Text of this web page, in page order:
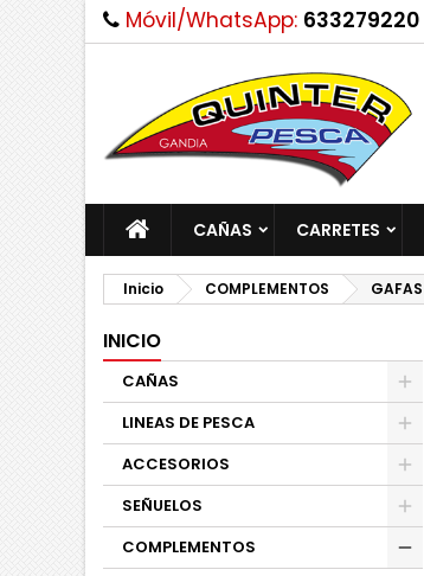
Móvil/WhatsApp: 633279220
CAÑAS CARRETES
Inicio COMPLEMENTOS GAFAS
INICIO
CAÑAS
LINEAS DE PESCA
ACCESORIOS
SEÑUELOS
COMPLEMENTOS